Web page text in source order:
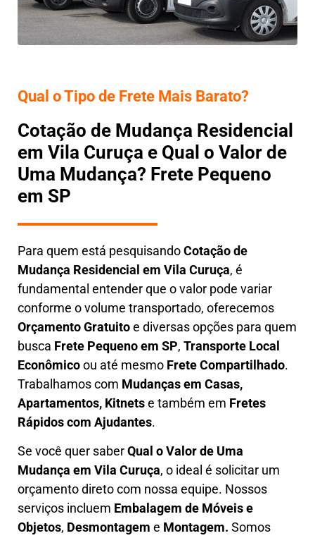
Qual o Tipo de Frete Mais Barato?
Cotação de Mudança Residencial
em Vila Curuça e Qual o Valor de
Uma Mudança? Frete Pequeno
em SP
Para quem está pesquisandoCotação de
Mudança Residencial em Vila Curuça, é
fundamental entender que o valor pode variar
conforme o volume transportado, oferecemos
Orçamento Gratuitoe diversas opções para quem
busca Frete Pequeno em SP, Transporte Local
Econômicoou até mesmo Frete Compartilhado.
Trabalhamos com Mudanças em Casas,
Apartamentos, Kitnetse também em Fretes
Rápidos com Ajudantes.
Se você quer saberQual o Valor de Uma
Mudança em Vila Curuça, o ideal é solicitar um
orçamento direto com nossa equipe. Nossos
serviços incluem Embalagem de Móveis e
Objetos, Desmontagem e Montagem. Somos